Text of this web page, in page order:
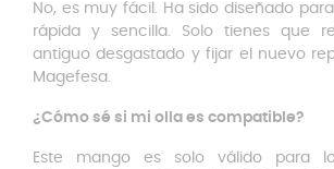
No, es muy fácil. Ha sido diseñado
rápida y sencilla. Solo tienes que
antiguo desgastado y fijar el nuevo
Magefesa.
¿Cómo sé si mi olla es compatible?
Este mango es solo válido para